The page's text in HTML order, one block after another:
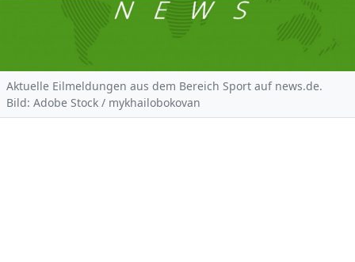
Aktuelle Eilmeldungen aus dem Bereich Sport auf news.de.
Bild: Adobe Stock / mykhailobokovan